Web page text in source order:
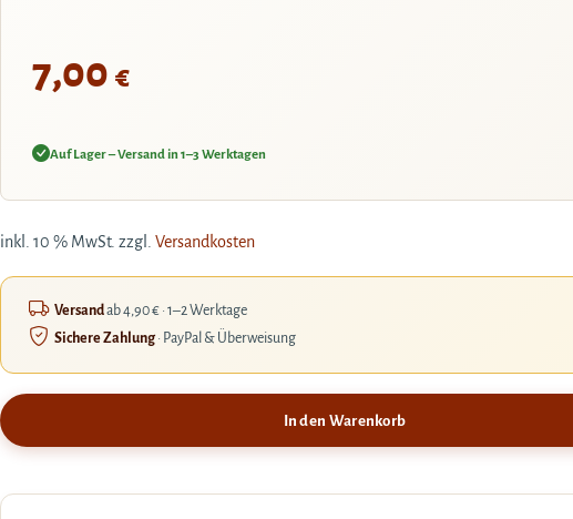
7,00 €
Auf Lager – Versand in 1–3 Werktagen
inkl. 10 % MwSt. zzgl. Versandkosten
Versandab 4,90 € · 1–2 Werktage
Sichere Zahlung· PayPal & Überweisung
In den Warenkorb